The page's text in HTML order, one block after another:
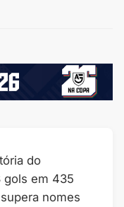
do
gols em 435
nomes